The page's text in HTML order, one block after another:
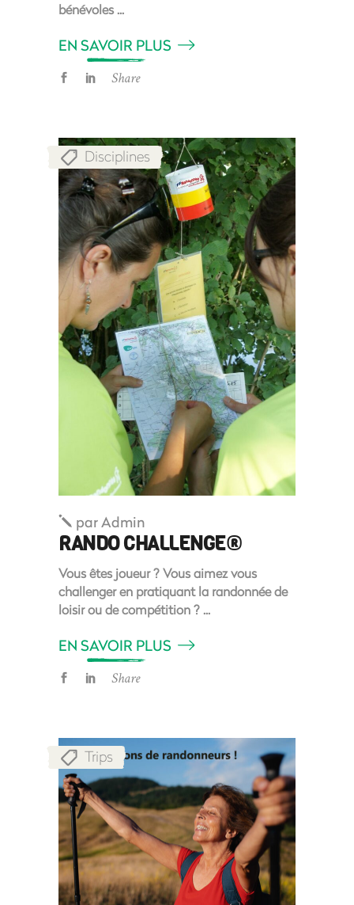
bénévoles
EN SAVOIR PLUS
Share
Disciplines
par Admin
RANDO CHALLENGE®
Vous êtes joueur ? Vous aimez vous
challenger en pratiquant la randonnée de
loisir ou de compétition ?
EN SAVOIR PLUS
Share
Trips